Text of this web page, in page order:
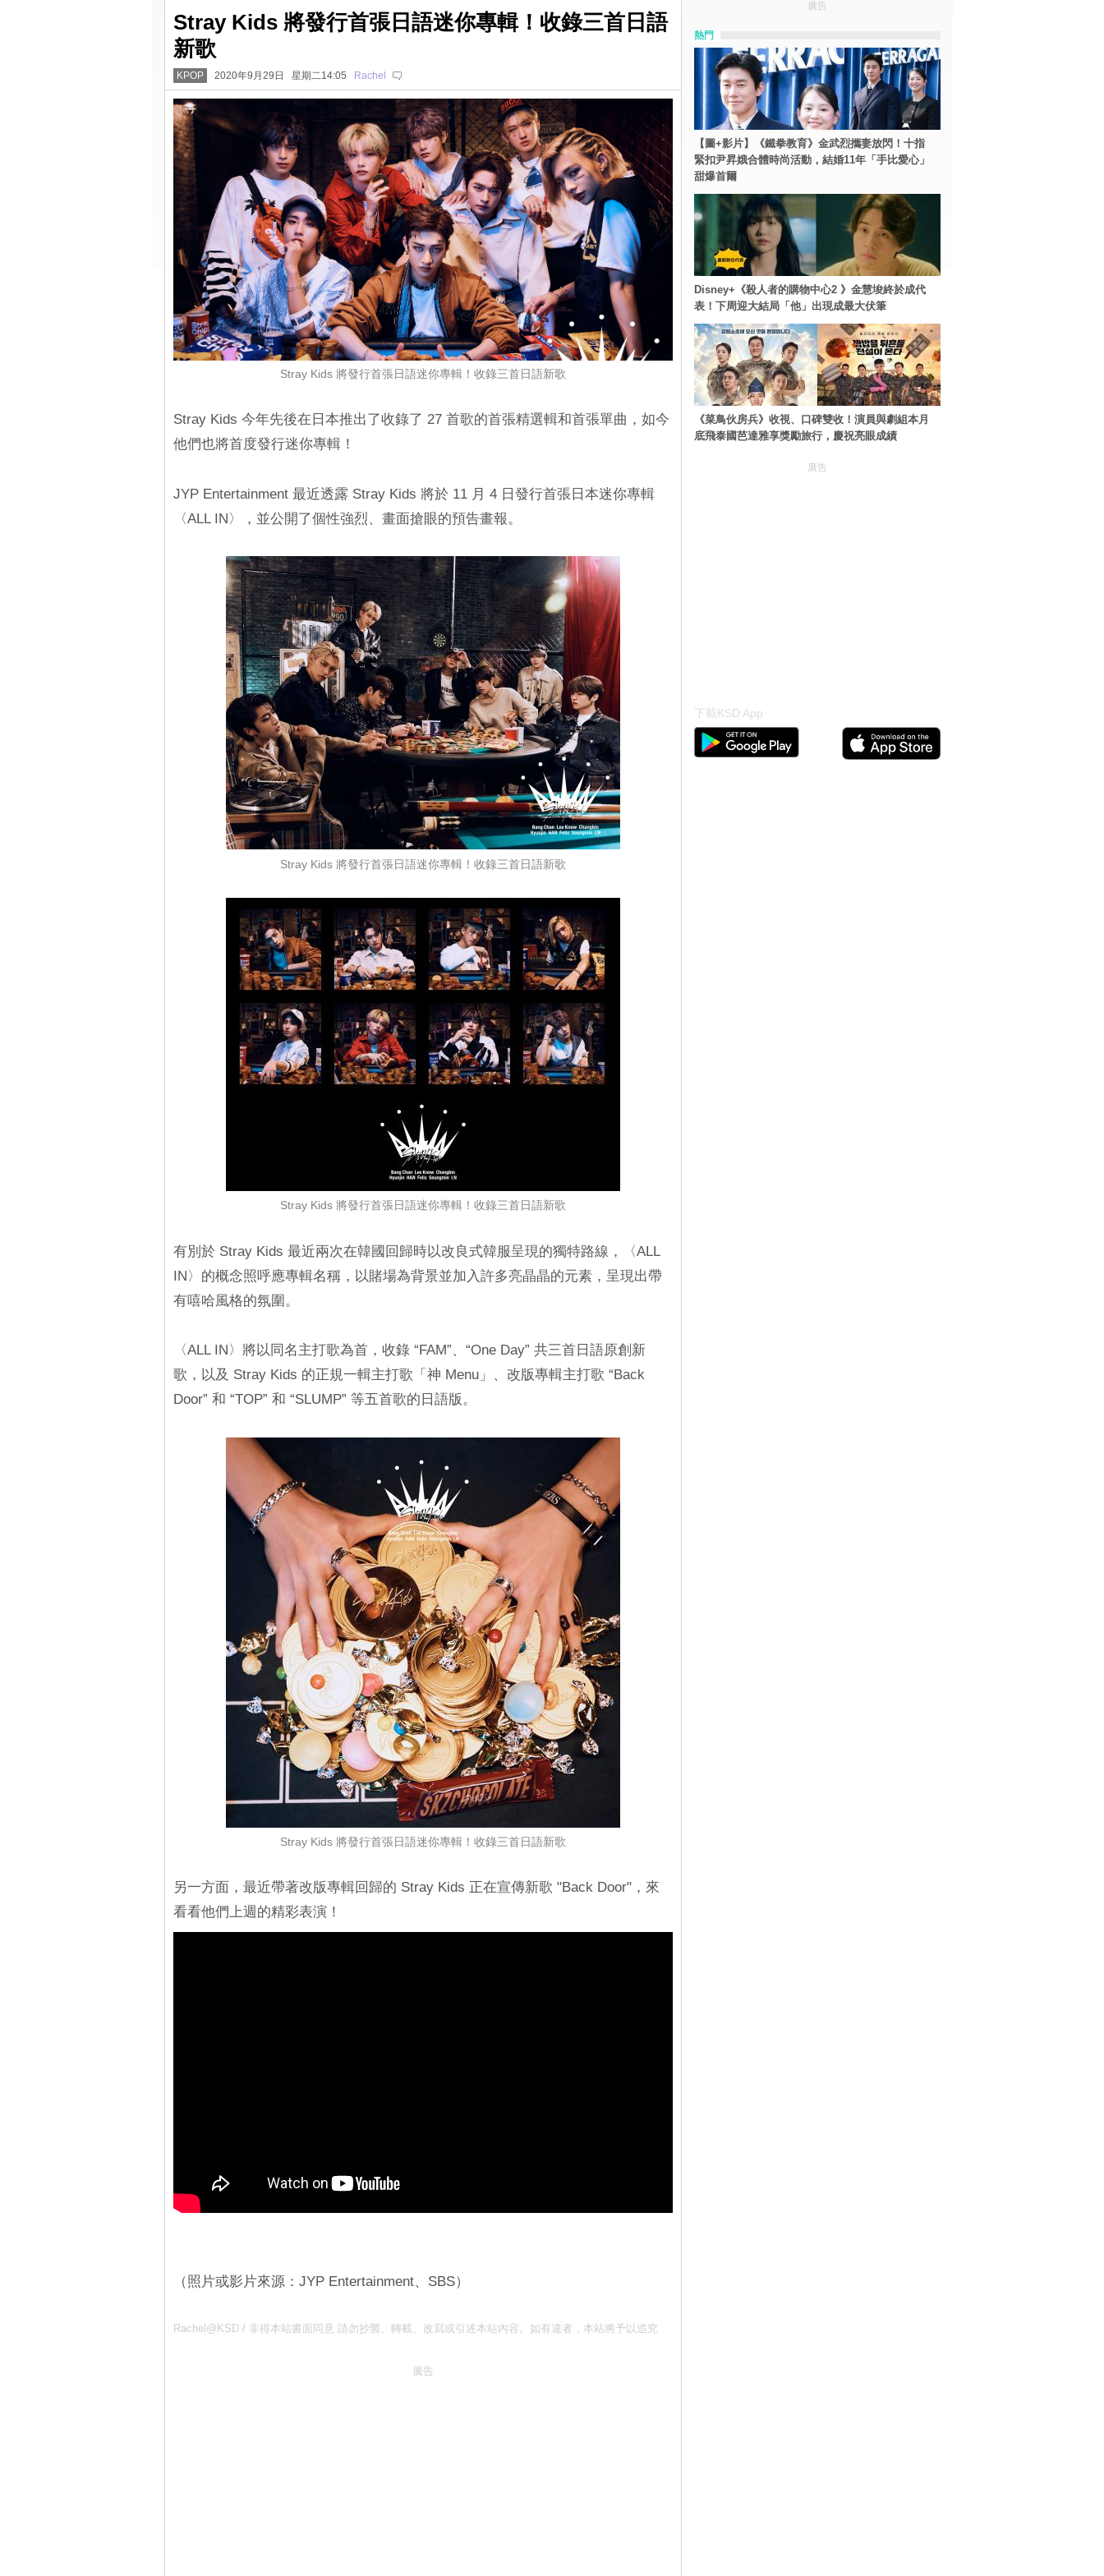
Stray Kids 將發行首張日語迷你專輯！收錄三首日語
新歌
KPOP 2020年9月29日 星期二14:05 Rachel
Stray Kids 將發行首張日語迷你專輯！收錄三首日語新歌
Stray Kids 今年先後在日本推出了收錄了 27 首歌的首張精選輯和首張單曲，如今
他們也將首度發行迷你專輯！
JYP Entertainment 最近透露 Stray Kids 將於 11 月 4 日發行首張日本迷你專輯
〈ALL IN〉，並公開了個性強烈、畫面搶眼的預告畫報。
Stray Kids 將發行首張日語迷你專輯！收錄三首日語新歌
Stray Kids 將發行首張日語迷你專輯！收錄三首日語新歌
有別於 Stray Kids 最近兩次在韓國回歸時以改良式韓服呈現的獨特路線，〈ALL
IN〉的概念照呼應專輯名稱，以賭場為背景並加入許多亮晶晶的元素，呈現出帶
有嘻哈風格的氛圍。
〈ALL IN〉將以同名主打歌為首，收錄 “FAM”、“One Day” 共三首日語原創新
歌，以及 Stray Kids 的正規一輯主打歌「神 Menu」、改版專輯主打歌 “Back
Door” 和 “TOP” 和 “SLUMP” 等五首歌的日語版。
Stray Kids 將發行首張日語迷你專輯！收錄三首日語新歌
另一方面，最近帶著改版專輯回歸的 Stray Kids 正在宣傳新歌 "Back Door"，來
看看他們上週的精彩表演！
（照片或影片來源：JYP Entertainment、SBS）
Rachel@KSD / 非得本站書面同意 請勿抄襲、轉載、改寫或引述本站內容。如有違者，本站將予以追究
廣告
廣告
熱門
【圖+影片】《鐵拳教育》金武烈攜妻放閃！十指
緊扣尹昇娥合體時尚活動，結婚11年「手比愛心」
甜爆首爾
Disney+《殺人者的購物中心2 》金慧埈終於成代
表！下周迎大結局「他」出現成最大伏筆
《菜鳥伙房兵》收視、口碑雙收！演員與劇組本月
底飛泰國芭達雅享獎勵旅行，慶祝亮眼成績
廣告
下載KSD App